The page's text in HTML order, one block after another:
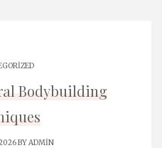
Bodybuilding
BYADMIN